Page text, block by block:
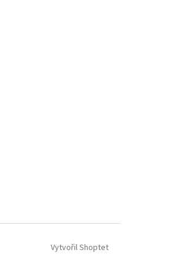
Vytvořil Shoptet